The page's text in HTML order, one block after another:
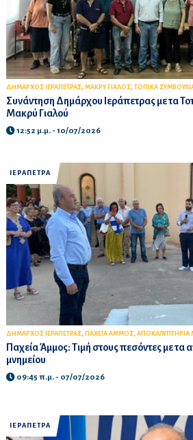
ΔΗΜΑΡΧΟΣ ΙΕΡΑΠΕΤΡΑΣ, ΜΑΚΡΥ ΓΙΑΛΟΣ, ΤΟΠΙΚΑ
Συνάντηση Δημάρχου Ιεράπετρας με τα
Μακρύ Γιαλού
12:52 μ.μ. - 10/07/2026
ΙΕΡΑΠΕΤΡΑ
ΔΗΜΑΡΧΟΣ ΙΕΡΑΠΕΤΡΑΣ, ΠΑΧΕΙΑ ΑΜΜΟΣ, ΑΠΟΚΑΛΥΠΤΗΡΙΑ
Παχεία Άμμος: Τιμή στους πεσόντες με τα
μνημείου
09:45 π.μ. - 07/07/2026
ΙΕΡΑΠΕΤΡΑ